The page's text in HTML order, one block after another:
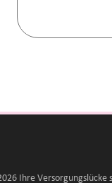
Ihre Versorgungslücke